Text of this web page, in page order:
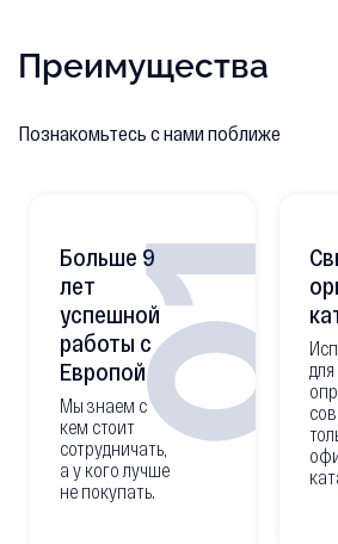
Преимущества
Познакомьтесь с нами поближе
01
Больше 9
лет
успешной
работы с
Европой
Мы знаем с
кем стоит
сотрудничать,
а у кого лучше
не покупать.
для